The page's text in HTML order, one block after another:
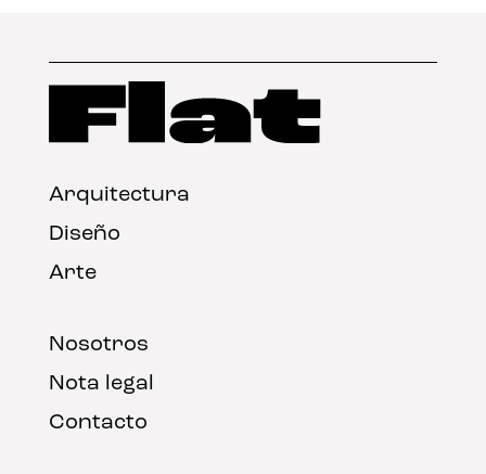
Arquitectura
Diseño
Arte
Nosotros
Nota legal
Contacto